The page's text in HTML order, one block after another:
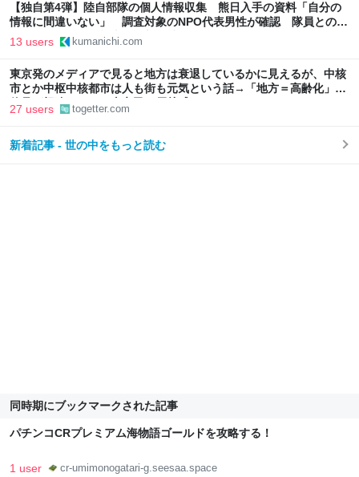
【独自第4弾】陸自部隊の個人情報収集 熊日入手の資料「自分の
情報に間違いない」 調査対象のNPO代表男性が確認 隊員とのメ
ール履歴も一致｜熊本日日新聞社
13 users kumanichi.com
東京発のメディアで見ると地方は衰退しているかに見えるが、中核
市とか中枢中核都市は人も街も元気という話→「地方＝高齢化」の
偏見が根強いのか？東京民の優越感なのか？
27 users togetter.com
新着記事 - 世の中をもっと読む
同時期にブックマークされた記事
パチンコCRプレミアム海物語ゴールドを攻略する！
1 user cr-umimonogatari-g.seesaa.space